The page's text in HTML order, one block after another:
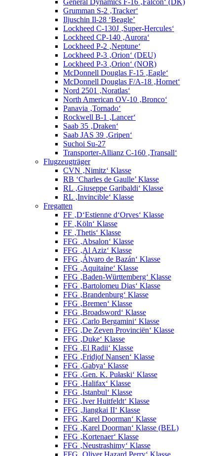
General Dynamics F-16 ‚Falcon‘ (DK)
Grumman S-2 ‚Tracker‘
Iljuschin Il-28 ‘Beagle’
Lockheed C-130J ‚Super-Hercules‘
Lockheed CP-140 ‚Aurora‘
Lockheed P-2 ‚Neptune‘
Lockheed P-3 ‚Orion‘ (DEU)
Lockheed P-3 ‚Orion‘ (NOR)
McDonnell Douglas F-15 ‚Eagle‘
McDonnell Douglas F/A-18 ‚Hornet‘
Nord 2501 ‚Noratlas‘
North American OV-10 ‚Bronco‘
Panavia ‚Tornado‘
Rockwell B-1 ‚Lancer‘
Saab 35 ‚Draken‘
Saab JAS 39 ‚Gripen‘
Suchoi Su-27
Transporter-Allianz C-160 ‚Transall‘
Flugzeugträger
CVN ‚Nimitz‘ Klasse
RB ‘Charles de Gaulle’ Klasse
RL ‚Giuseppe Garibaldi‘ Klasse
RL ‚Invincible‘ Klasse
Fregatten
FF ‚D‘Estienne d‘Orves‘ Klasse
FF ‚Köln‘ Klasse
FF ‚Thetis‘ Klasse
FFG ‚Absalon‘ Klasse
FFG ‚Al Aziz‘ Klasse
FFG ‚Álvaro de Bazán‘ Klasse
FFG ‚Aquitaine‘ Klasse
FFG ‚Baden-Württemberg‘ Klasse
FFG ‚Bartolomeu Dias‘ Klasse
FFG ‚Brandenburg‘ Klasse
FFG ‚Bremen‘ Klasse
FFG ‚Broadsword‘ Klasse
FFG ‚Carlo Bergamini‘ Klasse
FFG ‚De Zeven Provinciën‘ Klasse
FFG ‚Duke‘ Klasse
FFG ‚El Radii‘ Klasse
FFG ‚Fridjof Nansen‘ Klasse
FFG ‚Gabya‘ Klasse
FFG ‚Gen. K. Pułaski‘ Klasse
FFG ‚Halifax‘ Klasse
FFG ‚Istanbul‘ Klasse
FFG ‚Iver Huitfeldt‘ Klasse
FFG ‚Jiangkai II‘ Klasse
FFG ‚Karel Doorman‘ Klasse
FFG ‚Karel Doorman‘ Klasse (BEL)
FFG ‚Kortenaer‘ Klasse
FFG ‚Neustrashimy‘ Klasse
FFG ‚Oliver Hazard Perry‘ Klasse